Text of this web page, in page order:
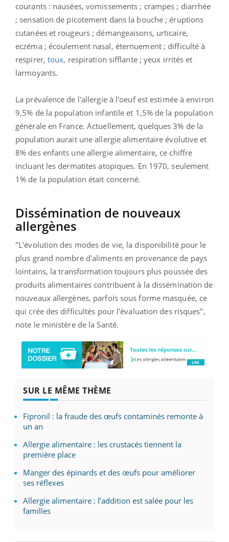
courants : nausées, vomissements ; crampes ; diarrhée
; sensation de picotement dans la bouche ; éruptions
cutanées et rougeurs ; démangeaisons, urticaire,
eczéma ; écoulement nasal, éternuement ; difficulté à
respirer, toux, respiration sifflante ; yeux irrités et
larmoyants.
La prévalence de l'allergie à l'oeuf est estimée à environ
9,5% de la population infantile et 1,5% de la population
générale en France. Actuellement, quelques 3% de la
population aurait une allergie alimentaire évolutive et
8% des enfants une allergie alimentaire, ce chiffre
incluant les dermatites atopiques. En 1970, seulement
1% de la population était concerné.
Dissémination de nouveaux
allergènes
"L'évolution des modes de vie, la disponibilité pour le
plus grand nombre d'aliments en provenance de pays
lointains, la transformation toujours plus poussée des
produits alimentaires contribuent à la dissémination de
nouveaux allergènes, parfois sous forme masquée, ce
qui crée des difficultés pour l'évaluation des risques",
note le ministère de la Santé.
SUR LE MÊME THÈME
Fipronil : la fraude des œufs contaminés remonte à
un an
Allergie alimentaire : les crustacés tiennent la
première place
Manger des épinards et des œufs pour améliorer
ses réflexes
Allergie alimentaire : l’addition est salée pour les
familles